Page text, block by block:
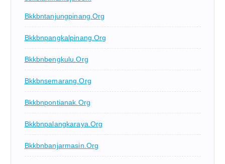
Bkkbntanjungpinang.org
Bkkbnpangkalpinang.org
Bkkbnbengkulu.org
Bkkbnsemarang.org
Bkkbnpontianak.org
Bkkbnpalangkaraya.org
Bkkbnbanjarmasin.org